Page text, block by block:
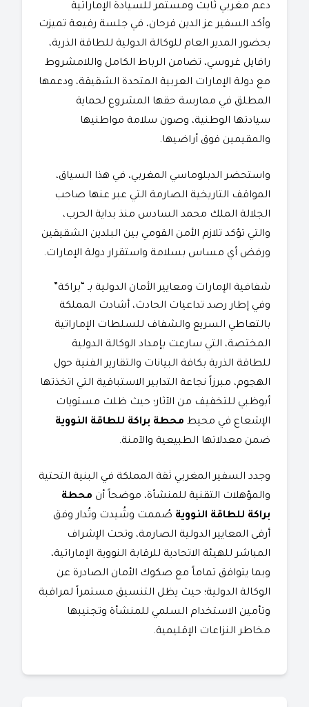
​دعم مغربي ثابت ومستمر للسيادة الإماراتية
​وأكد السفير عز الدين فرحان، في جلسة رفيعة تميزت
بحضور المدير العام للوكالة الدولية للطاقة الذرية،
رافايل غروسي، تضامن الرباط الكامل واللامشروط
مع دولة الإمارات العربية المتحدة الشقيقة، ودعمها
المطلق في ممارسة حقها المشروع لحماية
سيادتها الوطنية، وصون سلامة مواطنيها
والمقيمين فوق أراضيها.
​واستحضر الدبلوماسي المغربي، في هذا السياق،
المواقف التاريخية الصارمة التي عبر عنها صاحب
الجلالة الملك محمد السادس منذ بداية الحرب،
والتي تؤكد تلازم الأمن القومي بين البلدين الشقيقين
ورفض أي مساس بسلامة واستقرار دولة الإمارات.
​شفافية الإمارات ومعايير الأمان الدولية بـ “براكة”
​وفي إطار رصد تداعيات الحادث، أشادت المملكة
بالتعاطي السريع والشفاف للسلطات الإماراتية
المختصة، التي سارعت بإمداد الوكالة الدولية
للطاقة الذرية بكافة البيانات والتقارير الفنية حول
الهجوم، مبرزاً نجاعة التدابير الاستباقية التي اتخذتها
أبوظبي للتخفيف من الآثار؛ حيث ظلت مستويات
الإشعاع في محيط محطة براكة للطاقة النووية
ضمن معدلاتها الطبيعية والآمنة.
​وجدد السفير المغربي ثقة المملكة في البنية التحتية
والمؤهلات التقنية للمنشأة، موضحاً أن محطة
براكة للطاقة النووية صُممت وشُيدت وتُدار وفق
أرقى المعايير الدولية الصارمة، وتحت الإشراف
المباشر للهيئة الاتحادية للرقابة النووية الإماراتية،
وبما يتوافق تماماً مع صكوك الأمان الصادرة عن
الوكالة الدولية؛ حيث يظل التنسيق مستمراً لمراقبة
وتأمين الاستخدام السلمي للمنشأة وتجنيبها
مخاطر النزاعات الإقليمية.